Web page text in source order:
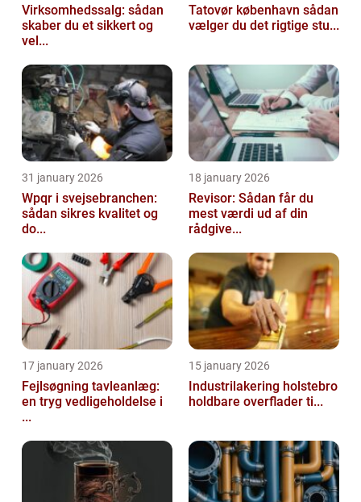
Virksomhedssalg: sådan
skaber du et sikkert og
vel...
Tatovør københavn sådan
vælger du det rigtige stu...
31 january 2026
Wpqr i svejsebranchen:
sådan sikres kvalitet og
do...
18 january 2026
Revisor: Sådan får du
mest værdi ud af din
rådgive...
17 january 2026
Fejlsøgning tavleanlæg:
en tryg vedligeholdelse i
...
15 january 2026
Industrilakering holstebro
holdbare overflader ti...